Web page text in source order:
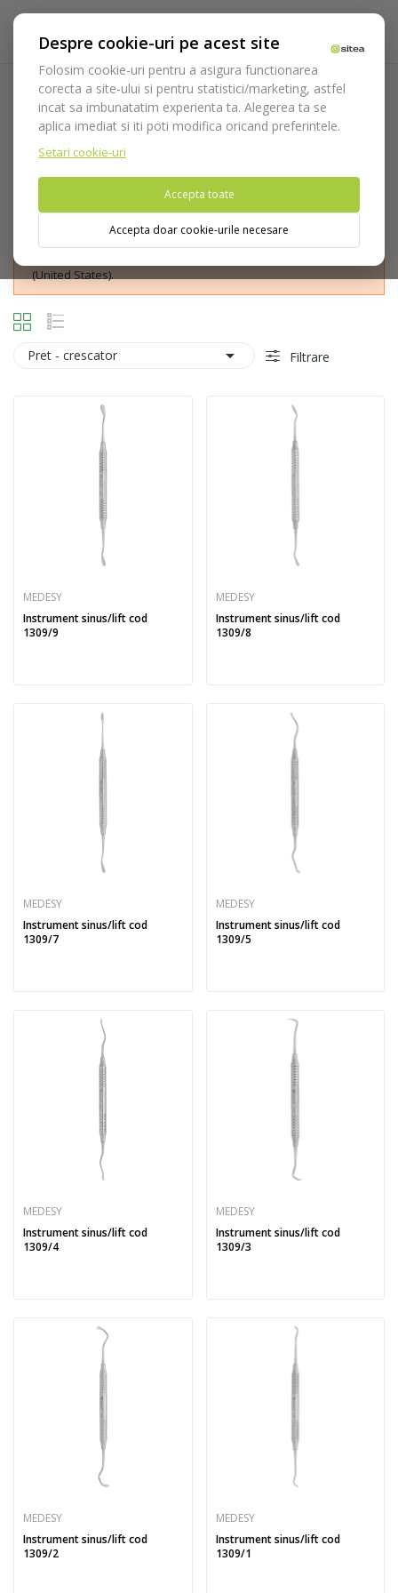
Despre cookie-uri pe acest site
Folosim cookie-uri pentru a asigura functionarea
corecta a site-ului si pentru statistici/marketing, astfel
incat sa imbunatatim experienta ta. Alegerea ta se
aplica imediat si iti poti modifica oricand preferintele.
Setari cookie-uri
Accepta toate
Accepta doar cookie-urile necesare
Chiurete sinus lift Medesy
Acasa Instrumentar Chirurgie si implantologie
Chiurete
sinus lift
(United States).
Pret - crescator  Filtrare
MEDESY
Instrument sinus/lift cod
1309/9
MEDESY
Instrument sinus/lift cod
1309/8
MEDESY
Instrument sinus/lift cod
1309/7
MEDESY
Instrument sinus/lift cod
1309/5
MEDESY
Instrument sinus/lift cod
1309/4
MEDESY
Instrument sinus/lift cod
1309/3
MEDESY
Instrument sinus/lift cod
1309/2
MEDESY
Instrument sinus/lift cod
1309/1